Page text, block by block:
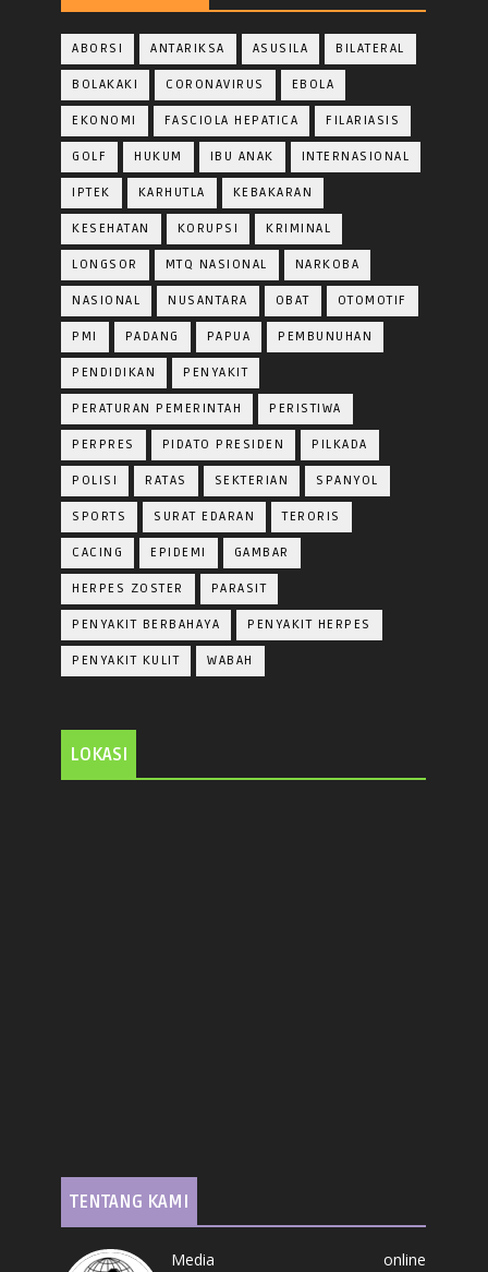
ABORSI ANTARIKSA ASUSILA BILATERAL
BOLAKAKI CORONAVIRUS EBOLA
EKONOMI FASCIOLA HEPATICA FILARIASIS
GOLF HUKUM IBU ANAK INTERNASIONAL
IPTEK KARHUTLA KEBAKARAN
KESEHATAN KORUPSI KRIMINAL
LONGSOR MTQ NASIONAL NARKOBA
NASIONAL NUSANTARA OBAT OTOMOTIF
PMI PADANG PAPUA PEMBUNUHAN
PENDIDIKAN PENYAKIT
PERATURAN PEMERINTAH PERISTIWA
PERPRES PIDATO PRESIDEN PILKADA
POLISI RATAS SEKTERIAN SPANYOL
SPORTS SURAT EDARAN TERORIS
CACING EPIDEMI GAMBAR
HERPES ZOSTER PARASIT
PENYAKIT BERBAHAYA PENYAKIT HERPES
PENYAKIT KULIT WABAH
LOKASI
TENTANG KAMI
Media online